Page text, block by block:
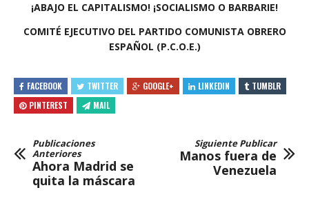
¡ABAJO EL CAPITALISMO! ¡SOCIALISMO O BARBARIE!
COMITÉ EJECUTIVO DEL PARTIDO COMUNISTA OBRERO
ESPAÑOL (P.C.O.E.)
FACEBOOK TWITTER GOOGLE+ LINKEDIN
TUMBLR
PINTEREST
MAIL
Publicaciones
Anteriores
Ahora Madrid se
quita la máscara
Siguiente Publicar
Manos fuera de
Venezuela